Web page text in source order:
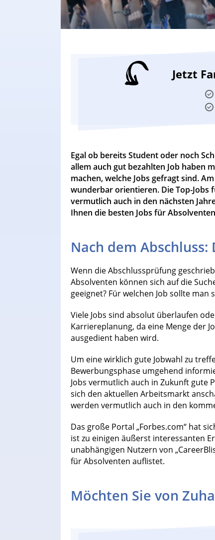
Jetzt
Egal ob bereits Student oder noch
allem auch gut bezahlten Job haben
machen, welche Jobs gefragt sind.
wunderbar orientieren. Die Top-
vermutlich auch in den nächsten
Ihnen die besten Jobs für
Nach dem Abschluss:
Wenn die Abschlussprüfung
Absolventen können sich auf die
geeignet? Für welchen Job sollte man
Viele Jobs sind absolut überlaufen
Karriereplanung, da eine Menge der
ausgedient haben wird.
Um eine wirklich gute Jobwahl zu
Bewerbungsphase umgehend
Jobs vermutlich auch in Zukunft gute
sich den aktuellen Arbeitsmarkt
werden vermutlich auch in den
Das große Portal „Forbes.com“ hat
ist zu einigen äußerst interessanten
unabhängigen Nutzern von
für Absolventen auflistet.
Möchten Sie von